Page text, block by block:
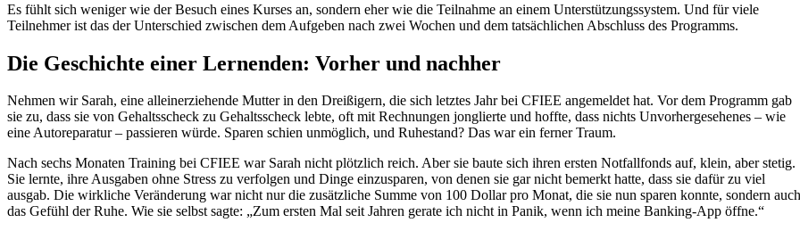
Es fühlt sich weniger wie der Besuch eines Kurses an, sondern eher wie die Teilnahme an einem Unterstützungssystem. Und für viele
Teilnehmer ist das der Unterschied zwischen dem Aufgeben nach zwei Wochen und dem tatsächlichen Abschluss des Programms.
Die Geschichte einer Lernenden: Vorher und nachher
Nehmen wir Sarah, eine alleinerziehende Mutter in den Dreißigern, die sich letztes Jahr bei CFIEE angemeldet hat. Vor dem Programm gab
sie zu, dass sie von Gehaltsscheck zu Gehaltsscheck lebte, oft mit Rechnungen jonglierte und hoffte, dass nichts Unvorhergesehenes – wie
eine Autoreparatur – passieren würde. Sparen schien unmöglich, und Ruhestand? Das war ein ferner Traum.
Nach sechs Monaten Training bei CFIEE war Sarah nicht plötzlich reich. Aber sie baute sich ihren ersten Notfallfonds auf, klein, aber stetig.
Sie lernte, ihre Ausgaben ohne Stress zu verfolgen und Dinge einzusparen, von denen sie gar nicht bemerkt hatte, dass sie dafür zu viel
ausgab. Die wirkliche Veränderung war nicht nur die zusätzliche Summe von 100 Dollar pro Monat, die sie nun sparen konnte, sondern auch
das Gefühl der Ruhe. Wie sie selbst sagte: „Zum ersten Mal seit Jahren gerate ich nicht in Panik, wenn ich meine Banking-App öffne.“